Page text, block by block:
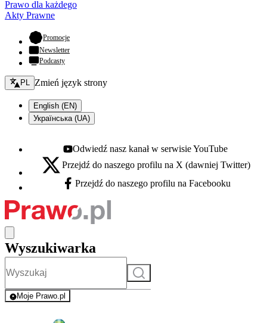
Prawo dla każdego
Akty Prawne
Promocje- otwiera się w nowej karcie
Newsletter
Podcasty
Zmień język - bieżący:
PL Zmień język strony
English (EN)
Українська (UA)
Youtube - otwiera się w nowej karcie
Odwiedź nasz kanał w serwisie YouTube
X - otwiera się w nowej karcie
Przejdź do naszego profilu na X (dawniej Twitter)
Facebook - otwiera się w nowej karcie
Przejdź do naszego profilu na Facebooku
Wyszukiwarka
Szukaj
Moje Prawo.pl
- rejestracja i logowanie do serwisu